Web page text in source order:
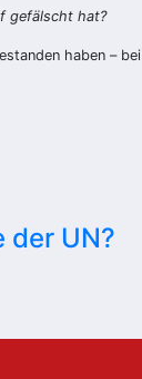
gefälscht hat?
haben –
der UN?